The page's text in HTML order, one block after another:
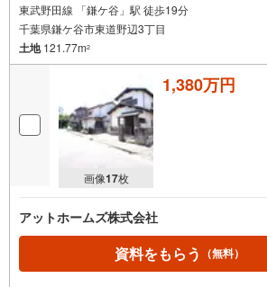
《コース内容（所要時間）》
・サクッと内覧コース （30分～）
・じっくり内覧コース （60分～）
・納得内覧コース （90分～）
・まずは住宅ローン相談から （30分～）
【資料請求無料、お電話でのお問い合わせ無料】
お日にち:時間帯のご指定が可能です!!
平日やお仕事前・後のご内覧もお待ちしております!!
ご希望の日程、お時間をお知らせください。
ご連絡を心よりお待ちしております！
東武野田線 「鎌ケ谷」駅 徒歩19分
千葉県鎌ケ谷市東道野辺3丁目
土地121.77m2
画像17枚
1,380万円
アットホームズ株式会社
資料をもらう （無料）